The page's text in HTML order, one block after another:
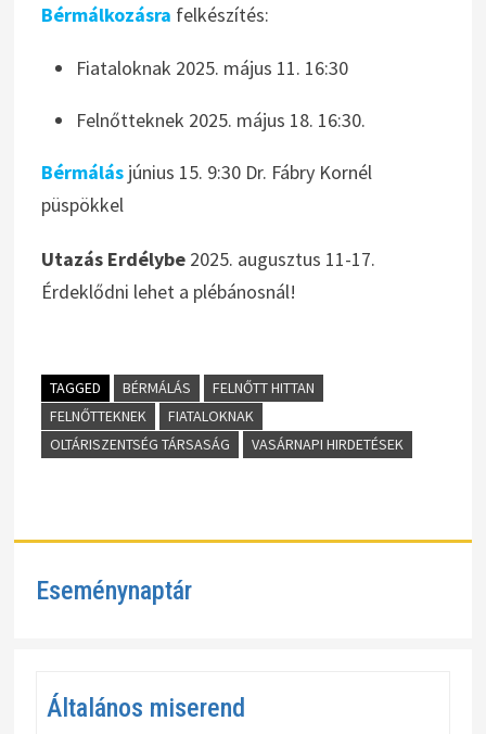
Bérmálkozásra felkészítés:
Fiataloknak 2025. május 11. 16:30
Felnőtteknek 2025. május 18. 16:30.
Bérmálásjúnius 15. 9:30 Dr. Fábry Kornél
püspökkel
Utazás Erdélybe2025. augusztus 11-17.
Érdeklődni lehet a plébánosnál!
TAGGED BÉRMÁLÁS
FELNŐTT HITTAN
FELNŐTTEKNEK
FIATALOKNAK
OLTÁRISZENTSÉG TÁRSASÁG
VASÁRNAPI HIRDETÉSEK
Eseménynaptár
Általános miserend